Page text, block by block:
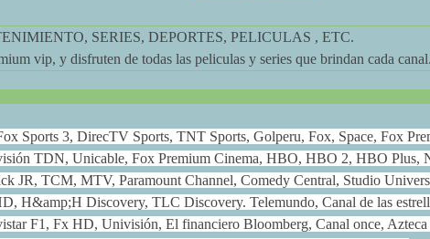
SERIES, DEPORTES, PELICULAS , ETC.
vip, y disfruten de todas las peliculas y series que brindan cada canal.
Sports 3, DirecTV Sports, TNT Sports, Golperu, Fox, Space, Fox
TDN, Unicable, Fox Premium Cinema, HBO, HBO 2, HBO Plus,
JR, TCM, MTV, Paramount Channel, Comedy Central, Studio
H&amp;H Discovery, TLC Discovery. Telemundo, Canal de las
F1, Fx HD, Univisión, El financiero Bloomberg, Canal once, Azteca